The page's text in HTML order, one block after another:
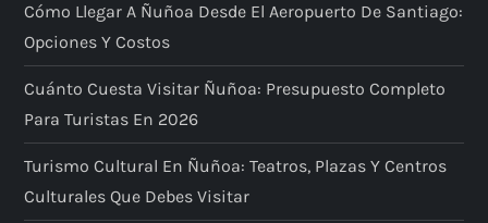
Cómo Llegar A Ñuñoa Desde El Aeropuerto De Santiago:
Opciones Y Costos
Cuánto Cuesta Visitar Ñuñoa: Presupuesto Completo
Para Turistas En 2026
Turismo Cultural En Ñuñoa: Teatros, Plazas Y Centros
Culturales Que Debes Visitar